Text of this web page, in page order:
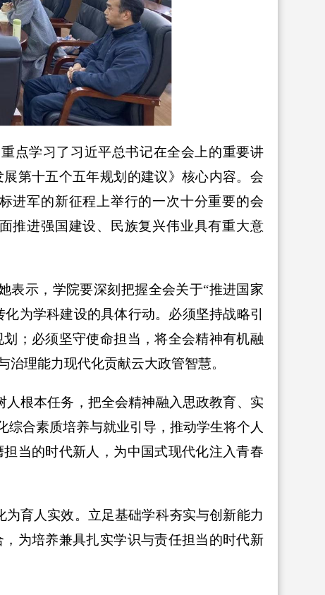
点学习了习近平总书记在全会上的重要讲
第十五个五年规划的建议》核心内容。会
进军的新征程上举行的一次十分重要的会
推进强国建设、民族复兴伟业具有重大意
表示， 学院要深刻把握全会关于“推进国家
为学科建设的具体行动。必须坚持战略引
；必须坚守使命担当，将全会精神有机融
治理能力现代化贡献云大政管智慧。
根本任务，把全会精神融入思政教育、实
综合素质培养与就业引导，推动学生将个人
当的时代新人，为中国式现代化注入青春
育人实效。立足基础学科夯实与创新能力
为培养兼具扎实学识与责任担当的时代新